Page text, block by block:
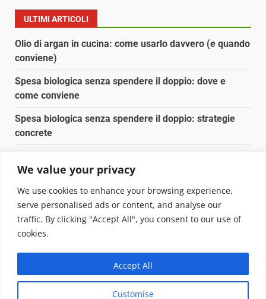
We value your privacy
We use cookies to enhance your browsing experience,
serve personalised ads or content, and analyse our
traffic. By clicking "Accept All", you consent to our use of
cookies.
Customise
Accept All
ULTIMI ARTICOLI
Olio di argan in cucina: come usarlo davvero (e quando
conviene)
Spesa biologica senza spendere il doppio: dove e
come conviene
Spesa biologica senza spendere il doppio: strategie
concrete
Pulizia naturale della casa: 3 ingredienti che
sostituiscono 10 prodotti chimici
Copyright © 2025 Biopianeta.it proprietà di Jws Media
Questo blog non è una testata giornalistica, in quanto
viene aggiornato senza alcuna periodicità. Non può
pertanto considerarsi un prodotto editoriale ai sensi